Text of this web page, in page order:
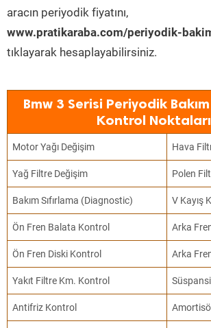
aracın periyodik fiyatını,
www.pratikaraba.com/periyodik-
tıklayarak hesaplayabilirsiniz.
Bmw 3 Serisi Periyodik
Kontrol Noktaları
Motor Yağı Değişim Hava
Yağ Filtre Değişim Polen
Bakım Sıfırlama (Diagnostic) V Kayış
Ön Fren Balata Kontrol Arka
Ön Fren Diski Kontrol Arka
Yakıt Filtre Km. Kontrol
Antifriz Kontrol